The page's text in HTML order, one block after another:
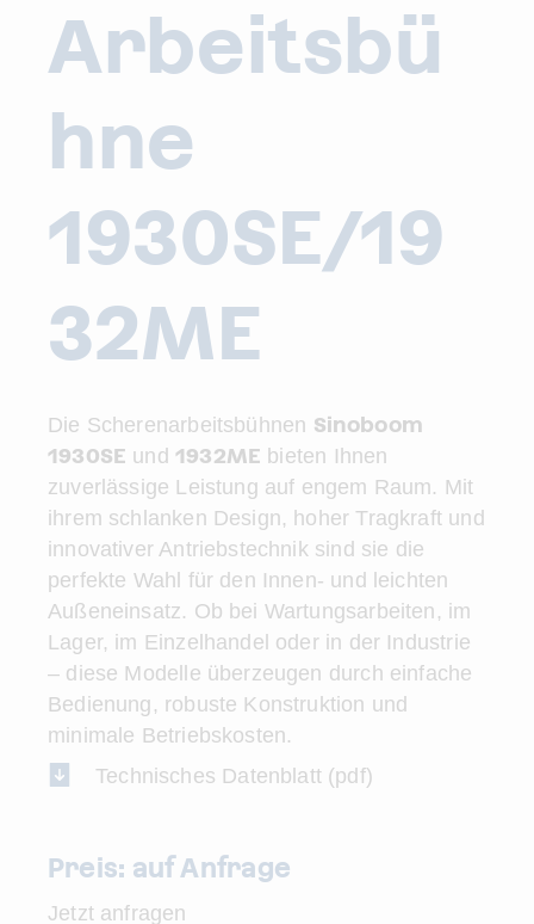
Arbeitsbü
hne
1930SE/19
32ME
Die Scherenarbeitsbühnen Sinoboom
1930SE und 1932ME bieten Ihnen
zuverlässige Leistung auf engem Raum. Mit
ihrem schlanken Design, hoher Tragkraft und
innovativer Antriebstechnik sind sie die
perfekte Wahl für den Innen- und leichten
Außeneinsatz. Ob bei Wartungsarbeiten, im
Lager, im Einzelhandel oder in der Industrie
– diese Modelle überzeugen durch einfache
Bedienung, robuste Konstruktion und
minimale Betriebskosten.
Technisches Datenblatt (pdf)
Preis: auf Anfrage
Jetzt anfragen